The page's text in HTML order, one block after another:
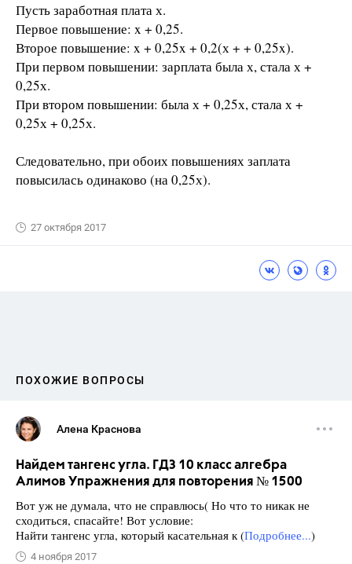
Пусть заработная плата х.
Первое повышение: x + 0,25.
Второе повышение: x + 0,25x + 0,2(х + + 0,25x).
При первом повышении: зарплата была х, стала х +
0,25х.
При втором повышении: была х + 0,25х, стала х +
0,25х + 0,25х.
Следовательно, при обоих повышениях заплата
повысилась одинаково (на 0,25х).
27 октября 2017
ПОХОЖИЕ ВОПРОСЫ
Алена Краснова
Найдем тангенс угла. ГДЗ 10 класс алгебра
Алимов Упражнения для повторения № 1500
Вот уж не думала, что не справлюсь( Но что то никак не
сходиться, спасайте! Вот условие:
Найти тангенс угла, который касательная к (Подробнее...)
4 ноября 2017